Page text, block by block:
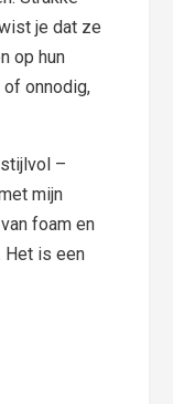
je dat ze
op hun
onnodig,
–
mijn
foam en
Het is een